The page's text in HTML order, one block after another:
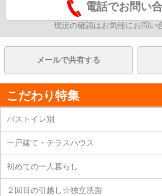
電話でお問い
現況の確認はお気軽にお問い
メールで共有する
こだわり特集
バストイレ別
一戸建て・テラスハウス
初めての一人暮らし
２回目の引越し☆独立洗面